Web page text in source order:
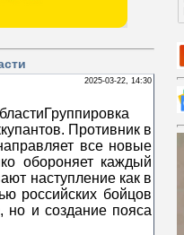
2025-03-22, 14:30
Группировка
Противник в
все новые
обороняет каждый
наступление как в
российских бойцов
но и создание пояса